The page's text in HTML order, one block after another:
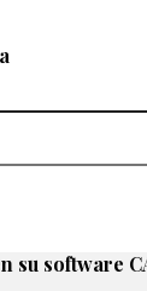
su software